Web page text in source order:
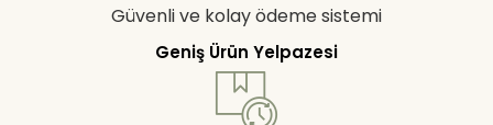
Güvenli ve kolay ödeme sistemi
Geniş Ürün Yelpazesi